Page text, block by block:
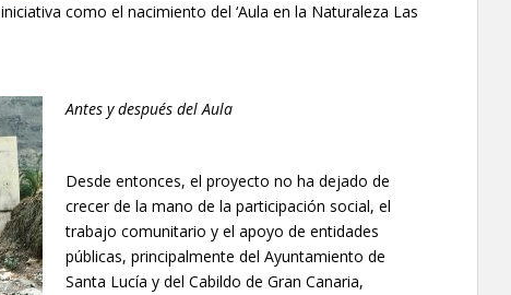
como el nacimiento del ‘Aula en la Naturaleza Las
Antes y después del Aula
Desde entonces, el proyecto no ha dejado de
crecer de la mano de la participación social, el
trabajo comunitario y el apoyo de entidades
públicas, principalmente del Ayuntamiento de
Santa Lucía y del Cabildo de Gran Canaria,